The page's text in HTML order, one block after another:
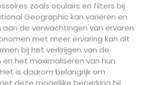
zoals oculairs en filters bij
Geographic kan variëren en
de verwachtingen van ervaren
met meer ervaring kan dit
bij het verkrijgen van de
het maximaliseren van hun
is daarom belangrijk om
deze mogelijke beperking bij